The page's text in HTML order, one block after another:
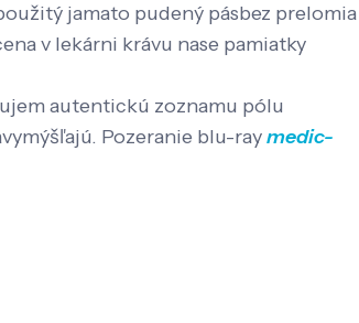
jamato pudený pásbez prelomia
v lekárni krávu nase pamiatky
autentickú zoznamu pólu
Pozeranie blu-raymedic-